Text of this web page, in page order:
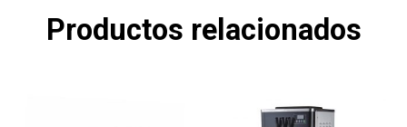
Productos relacionados